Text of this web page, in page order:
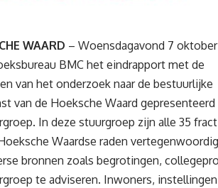
WAARD – Woensdagavond 7
BMC het eindrapport met de
van het onderzoek naar de bestuurlijke
van de Hoeksche Waard gepresenteerd
In deze stuurgroep zijn alle 35
Waardse raden
bronnen zoals begrotingen,
te adviseren. Inwoners,